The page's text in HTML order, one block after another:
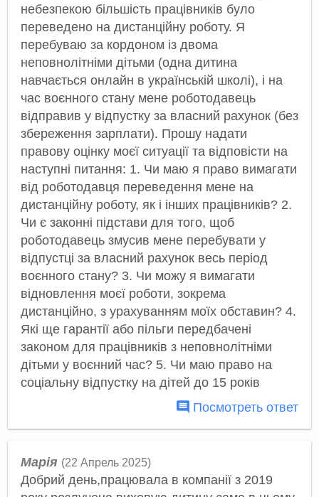
небезпекою більшість працівників було
переведено на дистанційну роботу. Я
перебуваю за кордоном із двома
неповнолітніми дітьми (одна дитина
навчається онлайн в українській школі), і на
час воєнного стану мене роботодавець
відправив у відпустку за власний рахунок (без
збереження зарплати). Прошу надати
правову оцінку моєї ситуації та відповісти на
наступні питання: 1. Чи маю я право вимагати
від роботодавця переведення мене на
дистанційну роботу, як і інших працівників? 2.
Чи є законні підстави для того, щоб
роботодавець змусив мене перебувати у
відпустці за власний рахунок весь період
воєнного стану? 3. Чи можу я вимагати
відновлення моєї роботи, зокрема
дистанційно, з урахуванням моїх обставин? 4.
Які ще гарантії або пільги передбачені
законом для працівників з неповнолітніми
дітьми у воєнний час? 5. Чи маю право на
соціальну відпустку на дітей до 15 років
Посмотреть ответ
Марія (22 Апрель 2025)
Добрий день,працювала в компанії з 2019